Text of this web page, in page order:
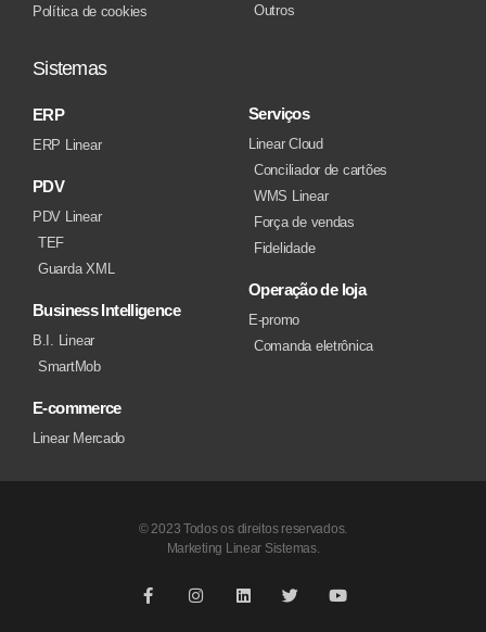
Política de cookies
Outros
Sistemas
ERP
ERP Linear
PDV
PDV Linear
TEF
Guarda XML
Business Intelligence
B.I. Linear
SmartMob
E-commerce
Linear Mercado
Serviços
Linear Cloud
Conciliador de cartões
WMS Linear
Força de vendas
Fidelidade
Operação de loja
E-promo
Comanda eletrônica
© 2023 Todos os direitos reservados.
Marketing Linear Sistemas.